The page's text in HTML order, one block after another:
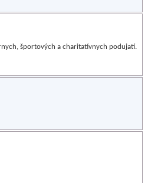
športových a charitatívnych podujatí.